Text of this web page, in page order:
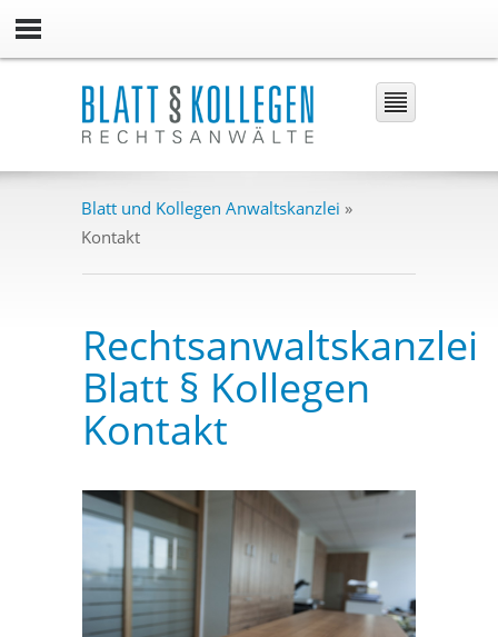
Blatt und Kollegen Anwaltskanzlei »
Kontakt
Rechtsanwaltskanzlei
Blatt § Kollegen
Kontakt